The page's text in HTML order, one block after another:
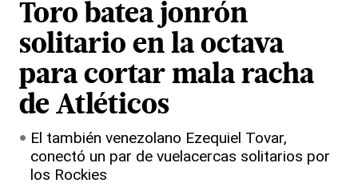
Toro batea jonrón
solitario en la octava
para cortar mala racha
de Atléticos
El también venezolano Ezequiel Tovar,
conectó un par de vuelacercas solitarios por
los Rockies